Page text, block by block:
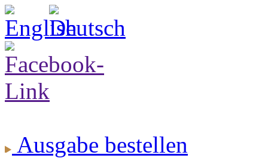
Ausgabe bestellen